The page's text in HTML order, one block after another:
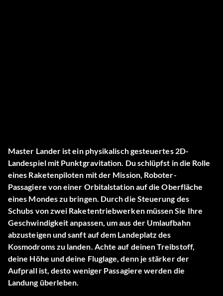
Master Lander ist ein physikalisch gesteuertes 2D-
Landespiel mit Punktgravitation. Du schlüpfst in die Rolle
eines Raketenpiloten mit der Mission, Roboter-
Passagiere von einer Orbitalstation auf die Oberfläche
eines Mondes zu bringen. Durch die Steuerung des
Schubs von zwei Raketentriebwerken müssen Sie Ihre
Geschwindigkeit anpassen, um aus der Umlaufbahn
abzusteigen und sanft auf dem Landeplatz des
Kosmodroms zu landen. Achte auf deinen Treibstoff,
deine Höhe und deine Fluglage, denn je stärker der
Aufprall ist, desto weniger Passagiere werden die
Landung überleben.